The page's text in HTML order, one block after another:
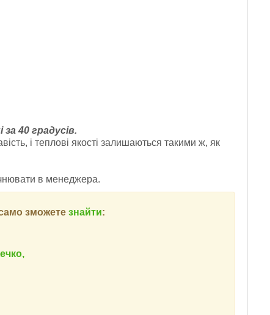
40 градусів.
і теплові якості залишаються такими ж, як
в менеджера.
зможете знайти: